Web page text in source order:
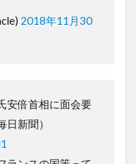
2018年11月30
安倍首相に面会要
新聞）